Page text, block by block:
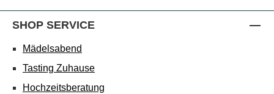
SHOP SERVICE
Mädelsabend
Tasting Zuhause
Hochzeitsberatung